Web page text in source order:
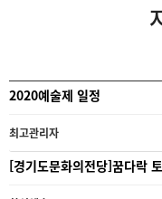
2020예술제 일정
최고관리자
[경기도문화의전당]꿈다락